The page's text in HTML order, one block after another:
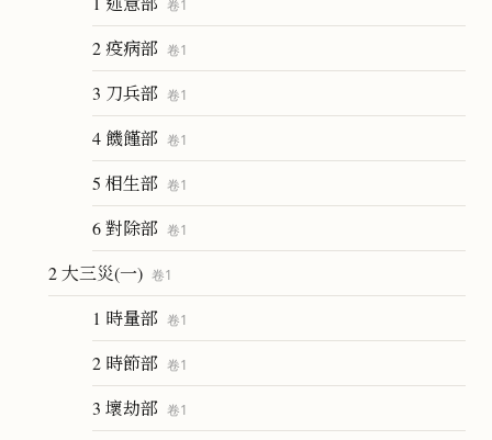
卷1
2 疫病部 卷1
3 刀兵部 卷1
4 饑饉部 卷1
5 相生部 卷1
6 對除部 卷1
2 大三災(一) 卷1
1 時量部 卷1
2 時節部 卷1
3 壞劫部 卷1